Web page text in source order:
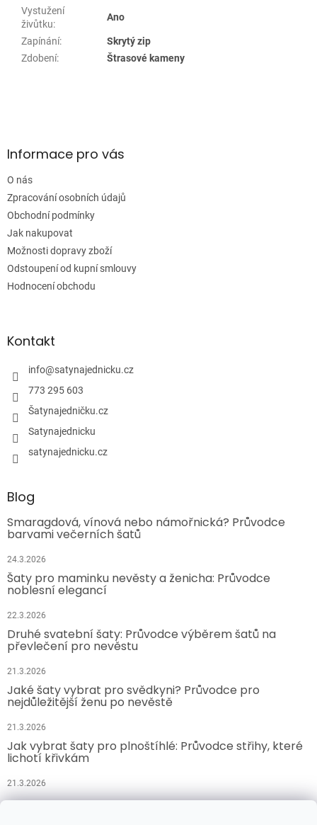
Vystužení
živůtku:
Ano
Zapínání:
Skrytý zip
Zdobení: Štrasové kameny
aInformace pro vás
O nás
Zpracování osobních údajů
Obchodní podmínky
Jak nakupovat
Možnosti dopravy zboží
Odstoupení od kupní smlouvy
Hodnocení obchodu
Kontakt
info@satynajednicku.cz
773 295 603
Šatynajedničku.cz
Satynajednicku
satynajednicku.cz
Blog
Smaragdová, vínová nebo námořnická? Průvodce
barvami večerních šatů
24.3.2026
Šaty pro maminku nevěsty a ženicha: Průvodce
noblesní elegancí
22.3.2026
Druhé svatební šaty: Průvodce výběrem šatů na
převlečení pro nevěstu
21.3.2026
Jaké šaty vybrat pro svědkyni? Průvodce pro
nejdůležitější ženu po nevěstě
21.3.2026
Jak vybrat šaty pro plnoštíhlé: Průvodce střihy, které
lichotí křivkám
21.3.2026